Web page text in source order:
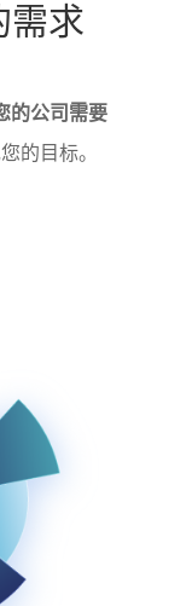
需求
的公司需要
的目标。